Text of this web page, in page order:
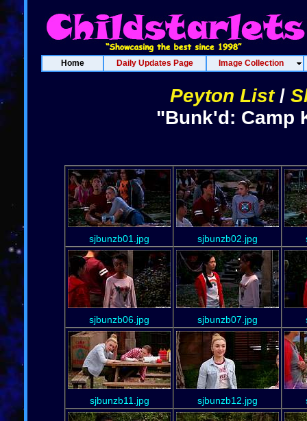
Home Daily Updates Page Image Collection
Peyton List/
"Bunk'd: Camp
sjbunzb01.jpg sjbunzb02.jpg
sjbunzb06.jpg sjbunzb07.jpg
sjbunzb11.jpg sjbunzb12.jpg